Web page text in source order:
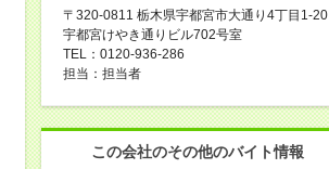
〒320-0811 栃木県宇都宮市大通り4丁目1-20
宇都宮けやき通りビル702号室
TEL：0120-936-286
担当：担当者
この会社のその他のバイト情報